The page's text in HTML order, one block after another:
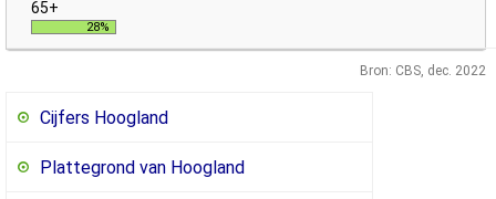
28%
Bron: CBS, dec. 2022
Cijfers Hoogland
Plattegrond van Hoogland